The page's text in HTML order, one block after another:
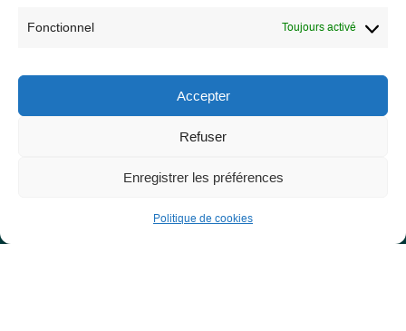
Fonctionnel Toujours activé
Accepter
Refuser
Enregistrer les préférences
Politique de cookies
— Nous contacter